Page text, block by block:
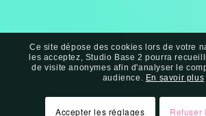
Ce site dépose des cookies lors de votre
les acceptez, Studio Base 2 pourra
de visite anonymes afin d'analyser le
audience. En savoir plus
Accepter les réglages Refuser